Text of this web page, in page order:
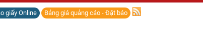
giấy Online Bảng giá quảng cáo - Đặt báo